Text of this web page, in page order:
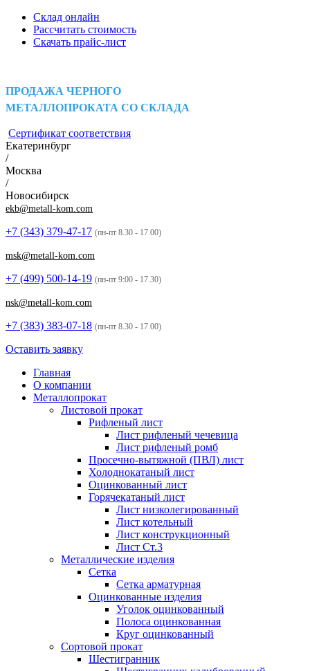
Склад онлайн
Рассчитать стоимость
Скачать прайс-лист
ПРОДАЖА ЧЕРНОГО
МЕТАЛЛОПРОКАТА СО СКЛАДА
Сертификат соответствия
Екатеринбург
/
Москва
/
Новосибирск
ekb@metall-kom.com
+7 (343) 379-47-17 (пн-пт 8.30 - 17.00)
msk@metall-kom.com
+7 (499) 500-14-19 (пн-пт 9:00 - 17.30)
nsk@metall-kom.com
+7 (383) 383-07-18 (пн-пт 8.30 - 17.00)
Оставить заявку
Главная
О компании
Металлопрокат
Листовой прокат
Рифленый лист
Лист рифленый чечевица
Лист рифленый ромб
Просечно-вытяжной (ПВЛ) лист
Холоднокатаный лист
Оцинкованный лист
Горячекатаный лист
Лист низколегированный
Лист котельный
Лист конструкционный
Лист Ст.3
Металлические изделия
Сетка
Сетка арматурная
Оцинкованные изделия
Уголок оцинкованный
Полоса оцинкованная
Круг оцинкованный
Сортовой прокат
Шестигранник